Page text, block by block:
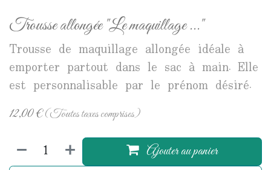
Trousse allongée "Le maquillage ..."
Trousse de maquillage allongée idéale à
emporter partout dans le sac à main. Elle
est personnalisable par le prénom désiré.
12,00€(Toutes taxes comprises)
Ajouter au panier